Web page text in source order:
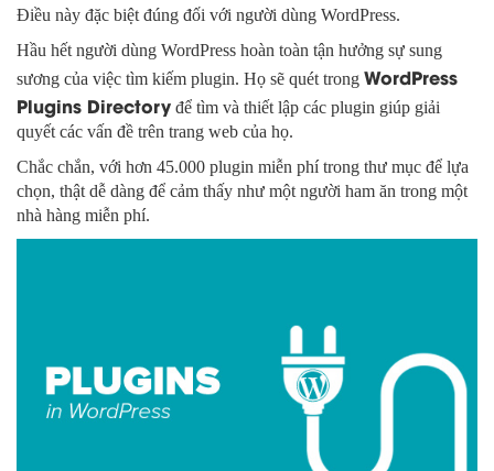
Điều này đặc biệt đúng đối với người dùng WordPress.
Hầu hết người dùng WordPress hoàn toàn tận hưởng sự sung
sương của việc tìm kiếm plugin. Họ sẽ quét trong WordPress
Plugins Directory để tìm và thiết lập các plugin giúp giải
quyết các vấn đề trên trang web của họ.
Chắc chắn, với hơn 45.000 plugin miễn phí trong thư mục để lựa
chọn, thật dễ dàng để cảm thấy như một người ham ăn trong một
nhà hàng miễn phí.